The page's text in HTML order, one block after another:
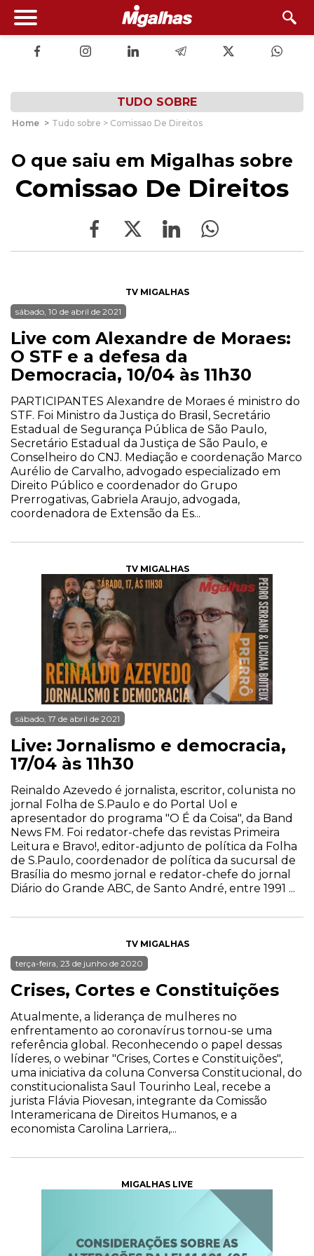
TUDO SOBRE
Home > Tudo sobre > Comissao De Direitos
O que saiu em Migalhas sobre
Comissao De Direitos
TV MIGALHAS
sábado, 10 de abril de 2021
Live com Alexandre de Moraes:
O STF e a defesa da
Democracia, 10/04 às 11h30
PARTICIPANTES Alexandre de Moraes é ministro do
STF. Foi Ministro da Justiça do Brasil, Secretário
Estadual de Segurança Pública de São Paulo,
Secretário Estadual da Justiça de São Paulo, e
Conselheiro do CNJ. Mediação e coordenação Marco
Aurélio de Carvalho, advogado especializado em
Direito Público e coordenador do Grupo
Prerrogativas, Gabriela Araujo, advogada,
coordenadora de Extensão da Es...
TV MIGALHAS
sábado, 17 de abril de 2021
Live: Jornalismo e democracia,
17/04 às 11h30
Reinaldo Azevedo é jornalista, escritor, colunista no
jornal Folha de S.Paulo e do Portal Uol e
apresentador do programa "O É da Coisa", da Band
News FM. Foi redator-chefe das revistas Primeira
Leitura e Bravo!, editor-adjunto de política da Folha
de S.Paulo, coordenador de política da sucursal de
Brasília do mesmo jornal e redator-chefe do jornal
Diário do Grande ABC, de Santo André, entre 1991 ...
TV MIGALHAS
terça-feira, 23 de junho de 2020
Crises, Cortes e Constituições
Atualmente, a liderança de mulheres no
enfrentamento ao coronavírus tornou-se uma
referência global. Reconhecendo o papel dessas
líderes, o webinar "Crises, Cortes e Constituições",
uma iniciativa da coluna Conversa Constitucional, do
constitucionalista Saul Tourinho Leal, recebe a
jurista Flávia Piovesan, integrante da Comissão
Interamericana de Direitos Humanos, e a
economista Carolina Larriera,...
MIGALHAS LIVE